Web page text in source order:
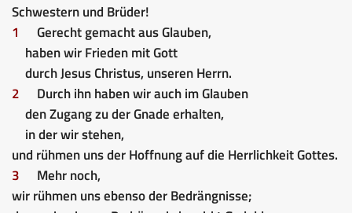
Schwestern und Brüder!
1
Gerecht gemacht aus Glauben,
haben wir Frieden mit Gott
durch Jesus Christus, unseren Herrn.
2
Durch ihn haben wir auch im Glauben
den Zugang zu der Gnade erhalten,
in der wir stehen,
und rühmen uns der Hoffnung auf die Herrlichkeit Gottes.
3
Mehr noch,
wir rühmen uns ebenso der Bedrängnisse;